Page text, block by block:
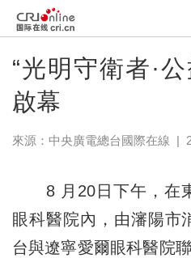
“光明守衛者·
啟幕
來源：中央廣電總台國際在線 |
8 月20日下午，在
眼科醫院內，由瀋陽市
台與遼寧愛爾眼科醫院